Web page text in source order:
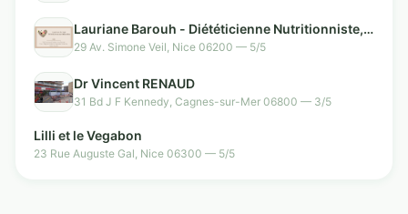
Lauriane Barouh - Diététicienne Nutritionniste, à
domicile
29 Av. Simone Veil, Nice 06200 — 5/5
Dr Vincent RENAUD
31 Bd J F Kennedy, Cagnes-sur-Mer 06800 — 3/5
Lilli et le Vegabon
23 Rue Auguste Gal, Nice 06300 — 5/5